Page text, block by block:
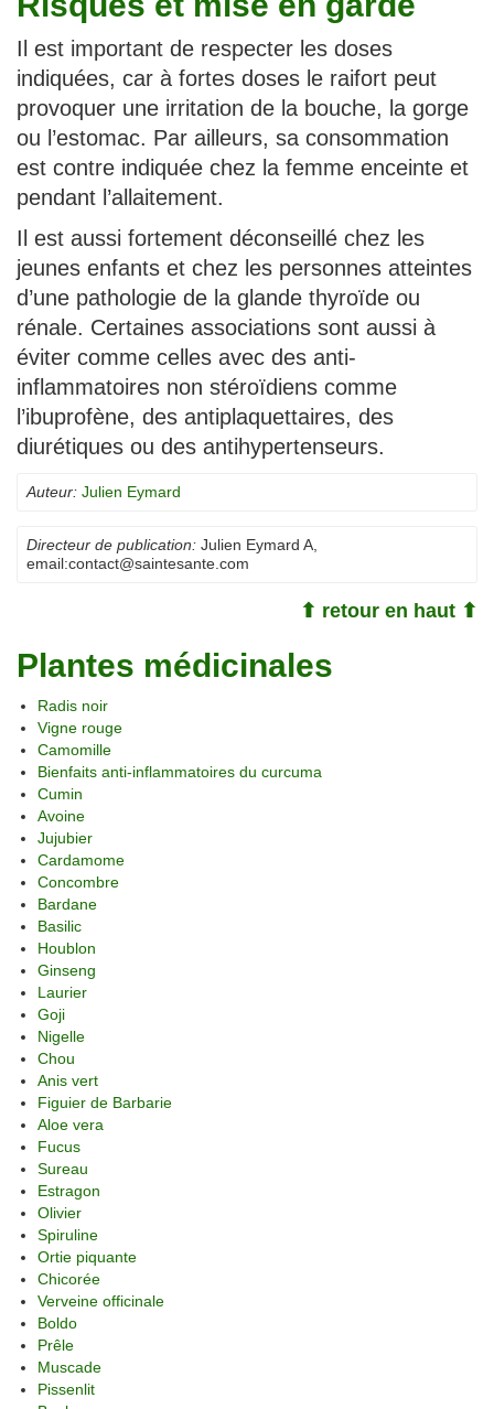
Il est important de respecter les doses
indiquées, car à fortes doses le raifort peut
provoquer une irritation de la bouche, la gorge
ou l’estomac. Par ailleurs, sa consommation
est contre indiquée chez la femme enceinte et
pendant l’allaitement.
Il est aussi fortement déconseillé chez les
jeunes enfants et chez les personnes atteintes
d’une pathologie de la glande thyroïde ou
rénale. Certaines associations sont aussi à
éviter comme celles avec des anti-
inflammatoires non stéroïdiens comme
l’ibuprofène, des antiplaquettaires, des
diurétiques ou des antihypertenseurs.
Auteur: Julien Eymard
Directeur de publication: Julien Eymard A
email:contact@saintesante.com
⬆ retour en haut ⬆
Plantes médicinales
Radis noir
Vigne rouge
Camomille
Bienfaits anti-inflammatoires du curcuma
Cumin
Avoine
Jujubier
Cardamome
Concombre
Bardane
Basilic
Houblon
Ginseng
Laurier
Goji
Nigelle
Chou
Anis vert
Figuier de Barbarie
Aloe vera
Fucus
Sureau
Estragon
Olivier
Spiruline
Ortie piquante
Chicorée
Verveine officinale
Boldo
Prêle
Muscade
Pissenlit